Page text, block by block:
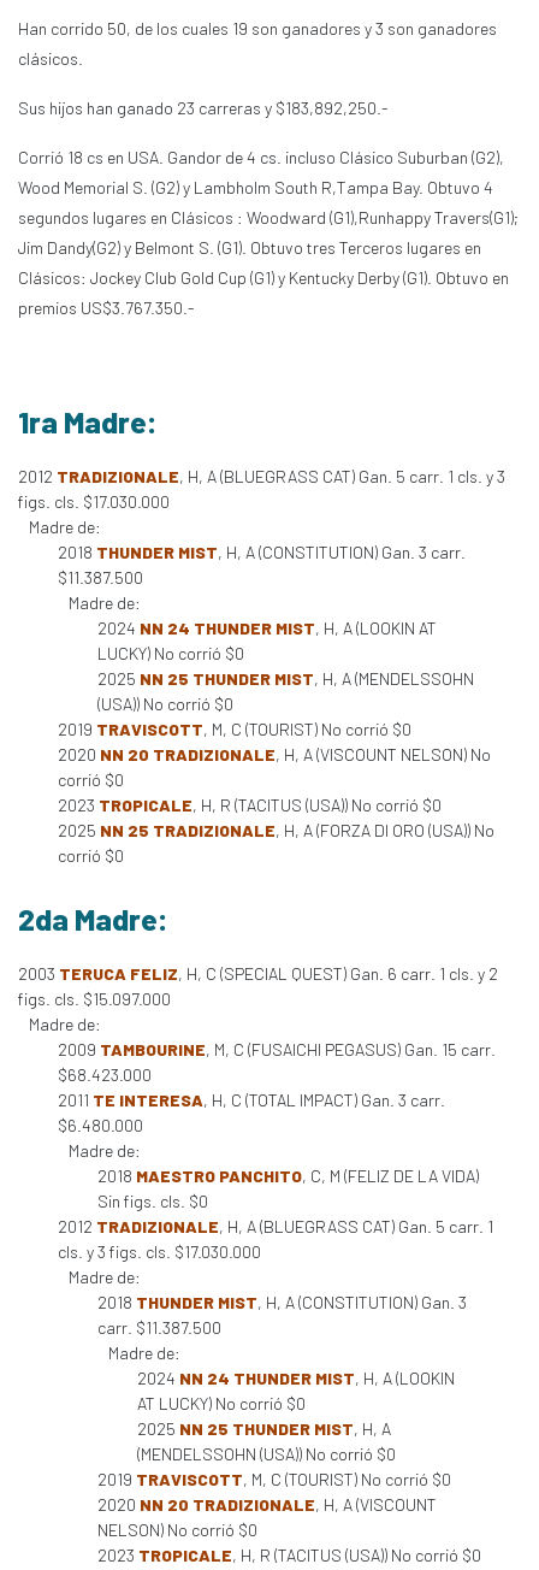
Han corrido 50, de los cuales 19 son ganadores y 3 son ganadores
clásicos.
Sus hijos han ganado 23 carreras y $183,892,250.-
Corrió 18 cs en USA. Gandor de 4 cs. incluso Clásico Suburban (G2),
Wood Memorial S. (G2) y Lambholm South R,Tampa Bay. Obtuvo 4
segundos lugares en Clásicos : Woodward (G1),Runhappy Travers(G1);
Jim Dandy(G2) y Belmont S. (G1). Obtuvo tres Terceros lugares en
Clásicos: Jockey Club Gold Cup (G1) y Kentucky Derby (G1). Obtuvo en
premios US$3.767.350.-
1ra Madre:
2012 TRADIZIONALE, H, A (BLUEGRASS CAT) Gan. 5 carr. 1 cls. y 3
figs. cls. $17.030.000
Madre de:
2018 THUNDER MIST, H, A (CONSTITUTION) Gan. 3 carr.
$11.387.500
Madre de:
2024 NN 24 THUNDER MIST, H, A (LOOKIN AT
LUCKY) No corrió $0
2025 NN 25 THUNDER MIST, H, A (MENDELSSOHN
(USA)) No corrió $0
2019 TRAVISCOTT, M, C (TOURIST) No corrió $0
2020 NN 20 TRADIZIONALE, H, A (VISCOUNT NELSON) No
corrió $0
2023 TROPICALE, H, R (TACITUS (USA)) No corrió $0
2025 NN 25 TRADIZIONALE, H, A (FORZA DI ORO (USA)) No
corrió $0
2da Madre:
2003 TERUCA FELIZ, H, C (SPECIAL QUEST) Gan. 6 carr. 1 cls. y 2
figs. cls. $15.097.000
Madre de:
2009 TAMBOURINE, M, C (FUSAICHI PEGASUS) Gan. 15 carr.
$68.423.000
2011 TE INTERESA, H, C (TOTAL IMPACT) Gan. 3 carr.
$6.480.000
Madre de:
2018 MAESTRO PANCHITO, C, M (FELIZ DE LA VIDA)
Sin figs. cls. $0
2012 TRADIZIONALE, H, A (BLUEGRASS CAT) Gan. 5 carr. 1
cls. y 3 figs. cls. $17.030.000
Madre de:
2018 THUNDER MIST, H, A (CONSTITUTION) Gan. 3
carr. $11.387.500
Madre de:
2024 NN 24 THUNDER MIST, H, A (LOOKIN
AT LUCKY) No corrió $0
2025 NN 25 THUNDER MIST, H, A
(MENDELSSOHN (USA)) No corrió $0
2019 TRAVISCOTT, M, C (TOURIST) No corrió $0
2020 NN 20 TRADIZIONALE, H, A (VISCOUNT
NELSON) No corrió $0
2023 TROPICALE, H, R (TACITUS (USA)) No corrió $0